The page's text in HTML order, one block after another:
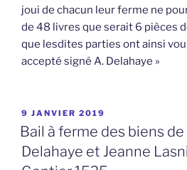
joui de chacun leur ferme ne
de 48 livres que serait 6 pièces
que lesdites parties ont ainsi
accepté signé A. Delahaye »
PUBLIÉ
LE
9 JANVIER 2019
Bail à ferme des biens
Delahaye et Jeanne